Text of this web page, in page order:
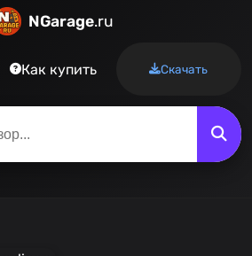
NGarage.ru
Как купить Скачать